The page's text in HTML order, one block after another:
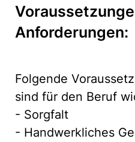
Anforderungen:
Folgende
sind für den Beruf
- Sorgfalt
- Handwerkliches